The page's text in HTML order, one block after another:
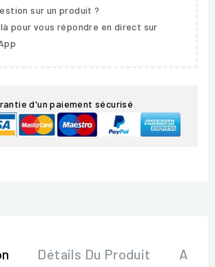
sur un produit ?
pour vous répondre en direct sur
d'un paiement sécurisé
Détails Du Produit Avis